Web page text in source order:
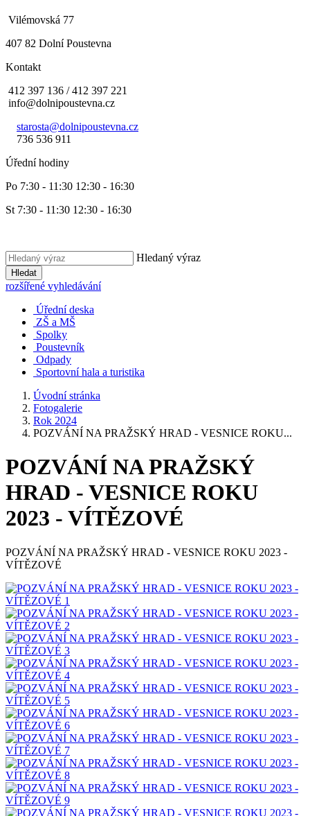
Vilémovská 77
407 82 Dolní Poustevna
Kontakt
412 397 136 / 412 397 221
info@dolnipoustevna.cz
starosta@dolnipoustevna.cz
736 536 911
Úřední hodiny
Po 7:30 - 11:30 12:30 - 16:30
St 7:30 - 11:30 12:30 - 16:30
Hledaný výraz
Hledat
rozšířené vyhledávání
Úřední deska
ZŠ a MŠ
Spolky
Poustevník
Odpady
Sportovní hala a turistika
Úvodní stránka
Fotogalerie
Rok 2024
POZVÁNÍ NA PRAŽSKÝ HRAD - VESNICE ROKU...
POZVÁNÍ NA PRAŽSKÝ
HRAD - VESNICE ROKU
2023 - VÍTĚZOVÉ
POZVÁNÍ NA PRAŽSKÝ HRAD - VESNICE ROKU 2023 -
VÍTĚZOVÉ